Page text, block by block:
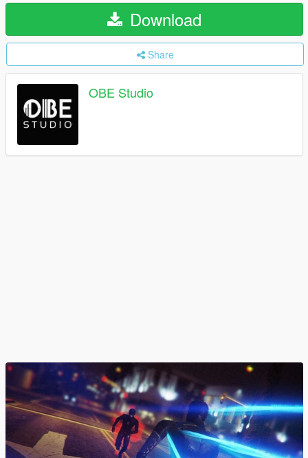
Download
Share
OBE Studio